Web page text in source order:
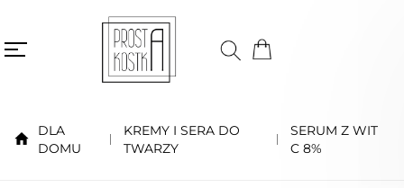
DLA
DOMU
KREMY I SERA DO
TWARZY
SERUM Z WIT
C 8%